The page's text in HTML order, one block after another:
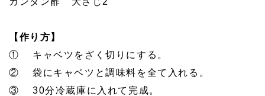
【作り方】
① キャベツをざく切りにする。
② 袋にキャベツと調味料を全て入れる。
③ 30分冷蔵庫に入れて完成。